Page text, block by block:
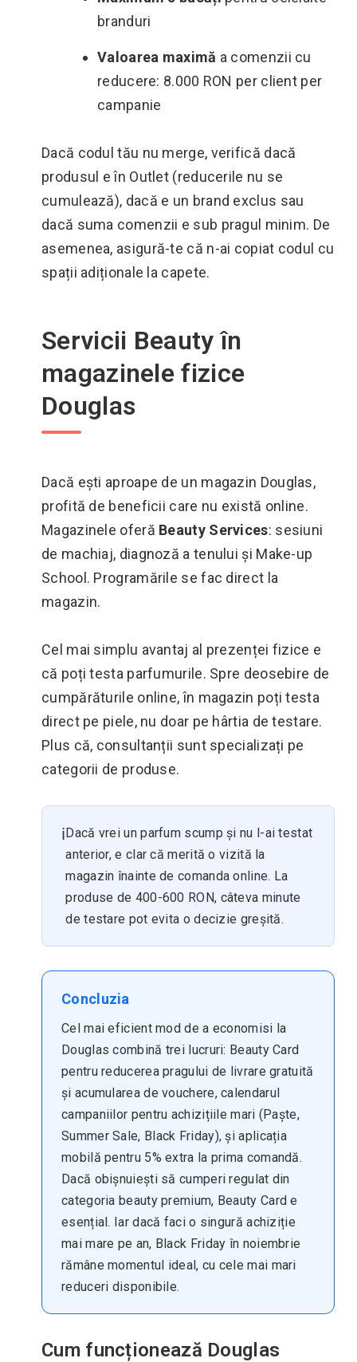
branduri
Valoarea maximă a comenzii cu
reducere: 8.000 RON per client per
campanie
Dacă codul tău nu merge, verifică dacă
produsul e în Outlet (reducerile nu se
cumulează), dacă e un brand exclus sau
dacă suma comenzii e sub pragul minim. De
asemenea, asigură-te că n-ai copiat codul cu
spații adiționale la capete.
Servicii Beauty în
magazinele fizice
Douglas
Dacă ești aproape de un magazin Douglas,
profită de beneficii care nu există online.
Magazinele oferă Beauty Services: sesiuni
de machiaj, diagnoză a tenului și Make-up
School. Programările se fac direct la
magazin.
Cel mai simplu avantaj al prezenței fizice e
că poți testa parfumurile. Spre deosebire de
cumpărăturile online, în magazin poți testa
direct pe piele, nu doar pe hârtia de testare.
Plus că, consultanții sunt specializați pe
categorii de produse.
ℹ️Dacă vrei un parfum scump și nu l-ai testat
anterior, e clar că merită o vizită la
magazin înainte de comanda online. La
produse de 400-600 RON, câteva minute
de testare pot evita o decizie greșită.
Concluzia
Cel mai eficient mod de a economisi la
Douglas combină trei lucruri: Beauty Card
pentru reducerea pragului de livrare gratuită
și acumularea de vouchere, calendarul
campaniilor pentru achizițiile mari (Paște,
Summer Sale, Black Friday), și aplicația
mobilă pentru 5% extra la prima comandă.
Dacă obișnuiești să cumperi regulat din
categoria beauty premium, Beauty Card e
esențial. Iar dacă faci o singură achiziție
mai mare pe an, Black Friday în noiembrie
rămâne momentul ideal, cu cele mai mari
reduceri disponibile.
Cum funcționează Douglas